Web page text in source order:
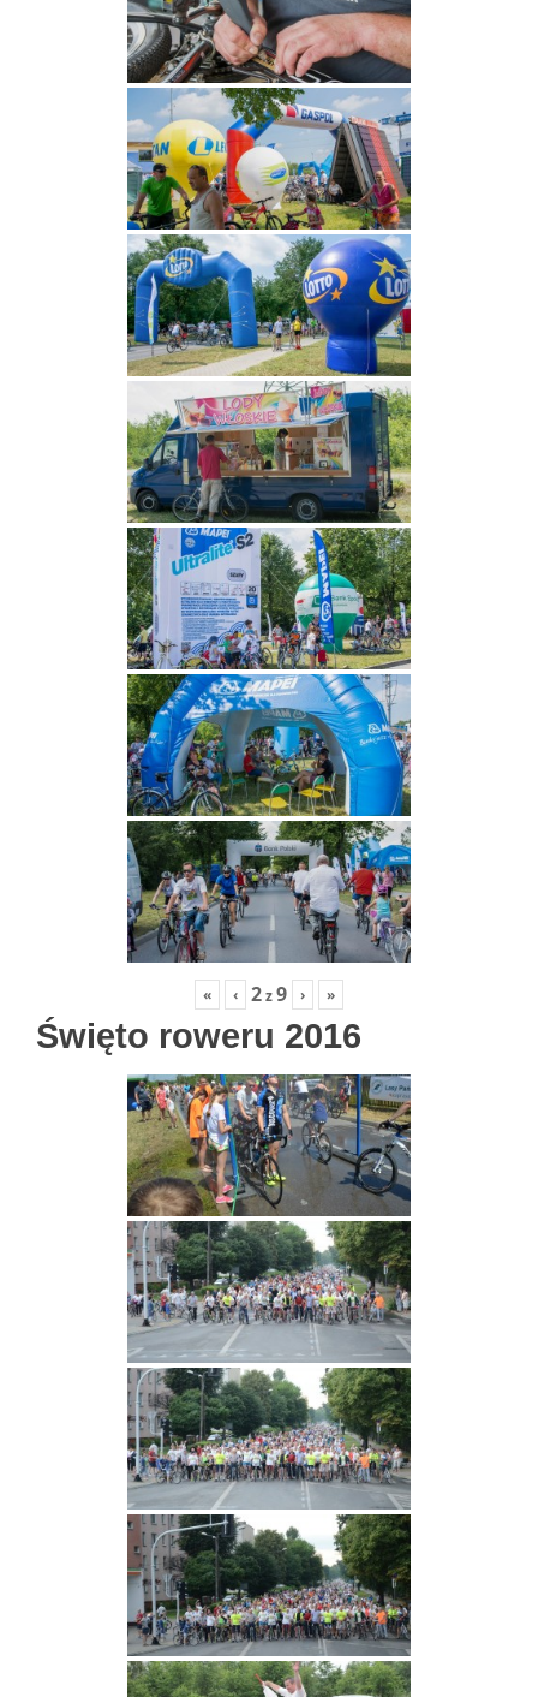
« ‹ 2z9 › »
Święto roweru 2016